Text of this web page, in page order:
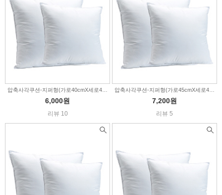
6,000원
리뷰 10
7,200원
리뷰 5